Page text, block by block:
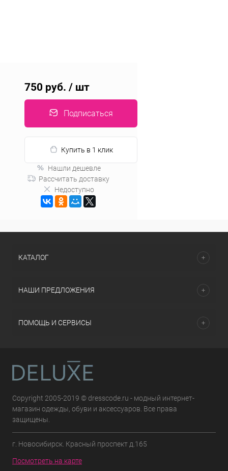
750 руб. / шт
Подписаться
Купить в 1 клик
Нашли дешевле
Рассчитать доставку
Недоступно
КАТАЛОГ
НАШИ ПРЕДЛОЖЕНИЯ
ПОМОЩЬ И СЕРВИСЫ
Copyright 2005-2019 © dresscode.ru - модный интернет-
магазин одежды, обуви и аксессуаров. Все права
защищены.
г. Новосибирск. Красный проспект д.165
Посмотреть на карте